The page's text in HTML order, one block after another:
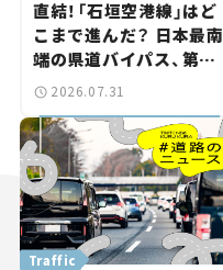
直結！「石垣空港線」はど
こまで進んだ？ 日本最南
端の県道バイパス、第2
工区も延伸開通 【いま気
2026.07.31
Traffic